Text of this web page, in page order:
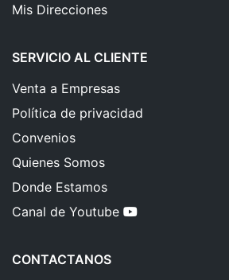
Mis Direcciones
SERVICIO AL CLIENTE
Venta a Empresas
Política de privacidad
Convenios
Quienes Somos
Donde Estamos
Canal de Youtube
CONTACTANOS